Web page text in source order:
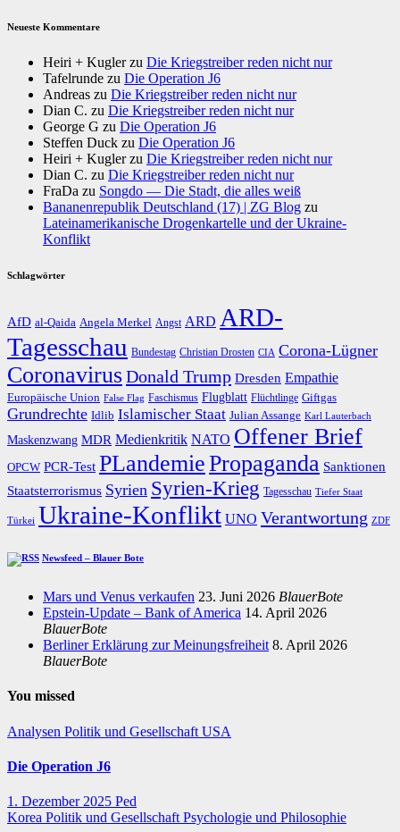
Neueste Kommentare
Heiri + Kuglerzu Die Kriegstreiber reden nicht nur
Tafelrunde zu Die Operation J6
Andreas zu Die Kriegstreiber reden nicht nur
Dian C. zu Die Kriegstreiber reden nicht nur
George G zu Die Operation J6
Steffen Duck zu Die Operation J6
Heiri + Kuglerzu Die Kriegstreiber reden nicht nur
Dian C. zu Die Kriegstreiber reden nicht nur
FraDa zu Songdo — Die Stadt, die alles weiß
Bananenrepublik Deutschland (17) | ZG Blog zu
Lateinamerikanische Drogenkartelle und der Ukraine-
Konflikt
Schlagwörter
AfD al-Qaida Angela Merkel Angst ARD ARD-
Tagesschau Bundestag Christian Drosten CIA Corona-Lügner
CoronavirusDonald Trump Dresden Empathie
Europäische Union False Flag Faschismus Flugblatt Flüchtlinge Giftgas
Grundrechte Idlib Islamischer Staat Julian Assange Karl Lauterbach
Maskenzwang MDR Medienkritik NATO Offener Brief
OPCW PCR-Test PLandemiePropaganda Sanktionen
Staatsterrorismus Syrien Syrien-Krieg Tagesschau Tiefer Staat
Türkei Ukraine-Konflikt UNO Verantwortung ZDF
Newsfeed – Blauer Bote
Mars und Venus verkaufen 23. Juni 2026 BlauerBote
Epstein-Update – Bank of America 14. April 2026
BlauerBote
Berliner Erklärung zur Meinungsfreiheit 8. April 2026
BlauerBote
You missed
Analysen Politik und Gesellschaft USA
Die Operation J6
1. Dezember 2025 Ped
Korea Politik und Gesellschaft Psychologie und Philosophie